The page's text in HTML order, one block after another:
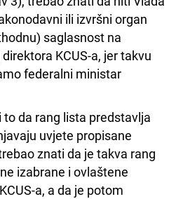
ili izvršni organ
saglasnost na
KCUS-a, jer takvu
federalni ministar
da rang lista predstavlja
uvjete propisane
znati da je takva rang
izabrane i ovlaštene
a, a da je potom